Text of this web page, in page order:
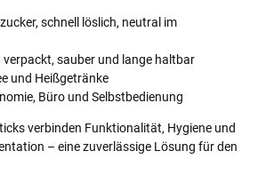
schnell löslich, neutral im
verpackt, sauber und lange haltbar
und Heißgetränke
Büro und Selbstbedienung
verbinden Funktionalität, Hygiene und
– eine zuverlässige Lösung für den